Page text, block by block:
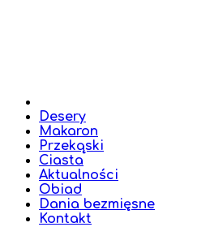
Desery
Makaron
Przekąski
Ciasta
Aktualności
Obiad
Dania bezmięsne
Kontakt